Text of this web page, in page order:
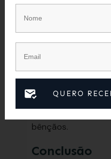
mandamentos de
todos vivem de
mais eficaz. A
princípios de Deus
uma vida guiada
bênçãos.
Conclusão
QUERO